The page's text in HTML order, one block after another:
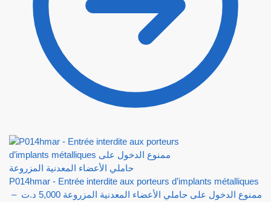
P014hmar - Entrée interdite aux porteurs d’implants métalliques
ممنوع الدخول على حاملي الأعضاء المعدنية المزروعة 5,000 د.ت –